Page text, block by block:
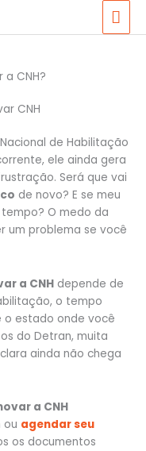
CNH?
de Habilitação
ele ainda gera
Será que vai
de novo? E se meu
O medo da
um problema se você
a CNH depende de
o tempo
o estado onde você
do Detran, muita
ainda não chega
a CNH
ou agendar seu
os documentos